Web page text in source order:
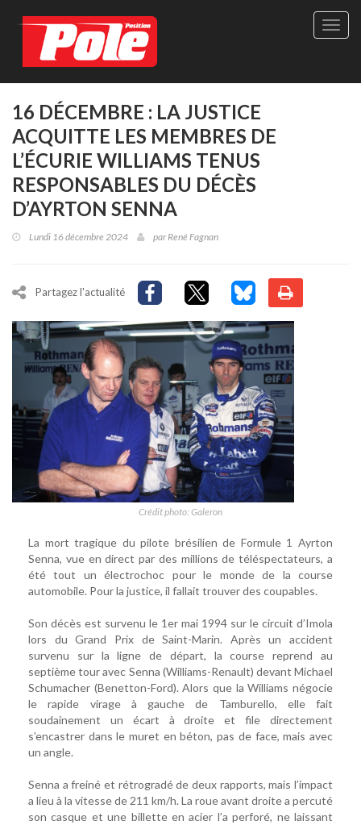
Site
16 DÉCEMBRE : LA JUSTICE
ACQUITTE LES MEMBRES DE
L’ÉCURIE WILLIAMS TENUS
RESPONSABLES DU DÉCÈS
D’AYRTON SENNA
Lundi 16 décembre 2024 parRené Fagnan
Partagez l'actualité
Crédit photo: Galeron
La mort tragique du pilote brésilien de Formule 1 Ayrton
Senna, vue en direct par des millions de téléspectateurs, a
été tout un électrochoc pour le monde de la course
automobile. Pour la justice, il fallait trouver des coupables.
Son décès est survenu le 1er mai 1994 sur le circuit d’Imola
lors du Grand Prix de Saint-Marin. Après un accident
survenu sur la ligne de départ, la course reprend au
septième tour avec Senna (Williams-Renault) devant Michael
Schumacher (Benetton-Ford). Alors que la Williams négocie
le rapide virage à gauche de Tamburello, elle fait
soudainement un écart à droite et file directement
s’encastrer dans le muret en béton, pas de face, mais avec
un angle.
Senna a freiné et rétrogradé de deux rapports, mais l’impact
a lieu à la vitesse de 211 km/h. La roue avant droite a percuté
son casque et une billette en acier l’a perforé, ne laissant